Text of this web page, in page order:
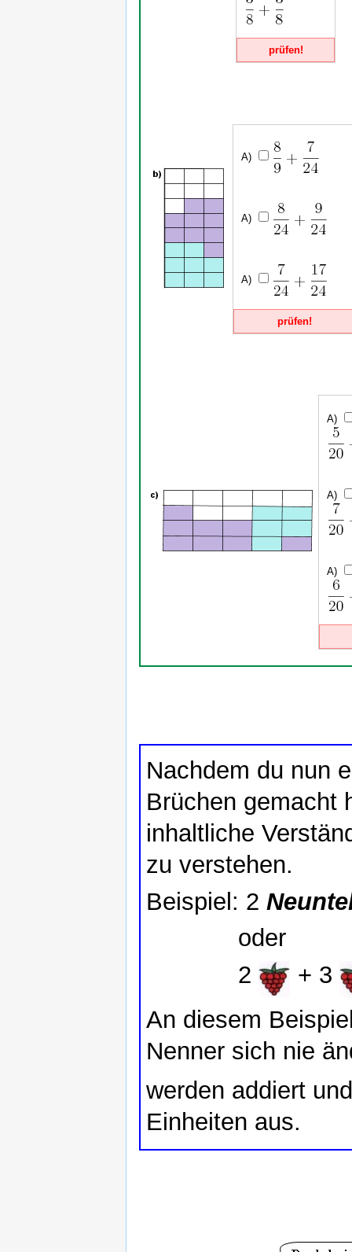
prüfen!
prüfen!
Nachdem du nun
Brüchen gemacht
inhaltliche
zu verstehen.
Beispiel: 2
oder
2
+ 3
An diesem
Nenner sich nie
werden addiert
Einheiten aus.